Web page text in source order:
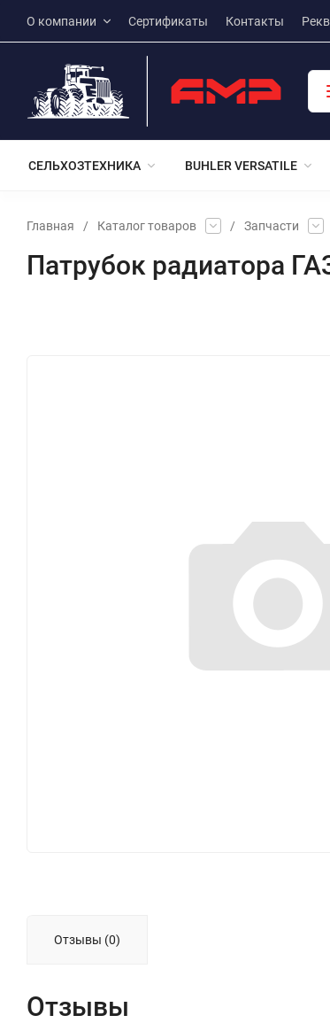
О компании Сертификаты Контакты
СЕЛЬХОЗТЕХНИКА BUHLER VERSATILE
Главная / Каталог товаров / Запчасти
Патрубок радиатора
Отзывы (0)
Отзывы